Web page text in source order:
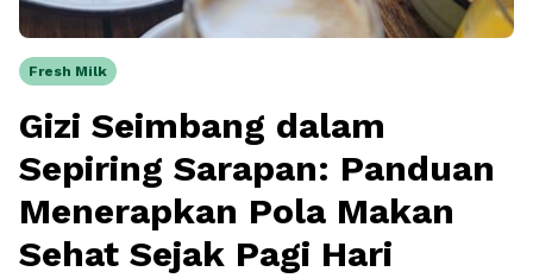
Fresh Milk
Gizi Seimbang dalam
Sepiring Sarapan: Panduan
Menerapkan Pola Makan
Sehat Sejak Pagi Hari